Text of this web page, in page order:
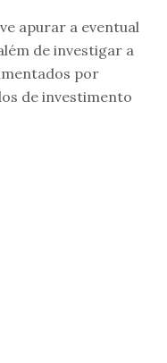
apurar a eventual
de investigar a
por
de investimento